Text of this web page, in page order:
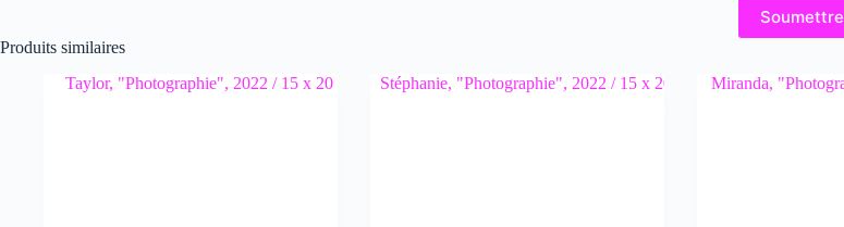
Soumettre
Produits similaires